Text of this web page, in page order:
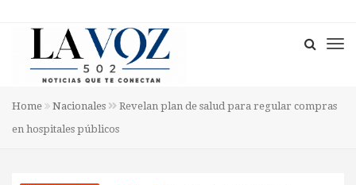
Home Nacionales
Revelan plan de salud para regular compras
en hospitales públicos